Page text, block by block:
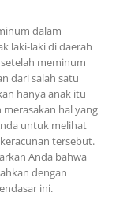
dalam
laki-laki di daerah
meminum
dari salah satu
hanya anak itu
hal yang
untuk melihat
tersebut.
Anda bahwa
dengan
ini.